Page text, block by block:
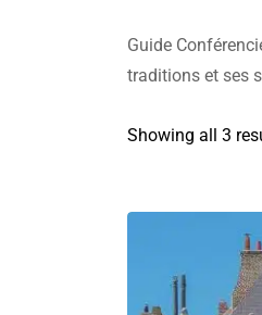
Guide
traditions et ses
Showing all 3